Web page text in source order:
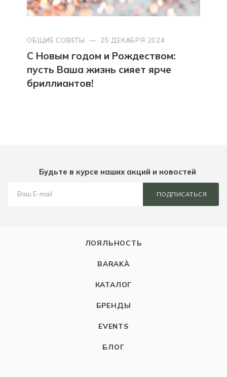
ОБЩИЕ СОВЕТЫ — 25 ДЕКАБРЯ 2024
С Новым годом и Рождеством:
пусть Ваша жизнь сияет ярче
бриллиантов!
Будьте в курсе наших акций и новостей
ПОДПИСАТЬСЯ
ЛОЯЛЬНОСТЬ
BARAKÀ
КАТАЛОГ
БРЕНДЫ
EVENTS
БЛОГ